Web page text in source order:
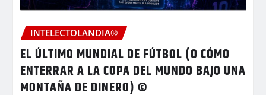
INTELECTOLANDIA®
EL ÚLTIMO MUNDIAL DE FÚTBOL (O CÓMO
ENTERRAR A LA COPA DEL MUNDO BAJO UNA
MONTAÑA DE DINERO) ©